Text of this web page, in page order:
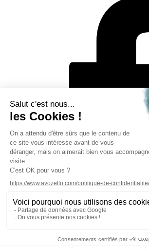
Mentions légales
Politique de protection des données
CGV